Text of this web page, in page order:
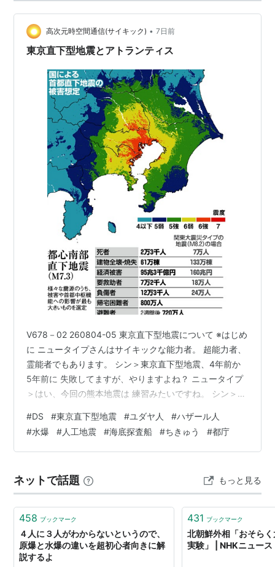
高次元時空間通信(サイキック) • 7日前
東京直下型地震とアトランティス
V678－02 260804-05 東京直下型地震について ※はじめ
に ニュータイプさんはサイキックな能力者。 超能力者、
霊能者でもあります。 シン＞東京直下型地震、4年前か
5年前に 失敗してますが、やりますよね？ ニュータイプ
＞はい、今回の熊本地震は 練習みたいですね。 シン＞い
来年の夏辺り を予定してるみたいです シン＞東京湾に仕
掛けるんでしょうけど、 どういう状態にしようとしてい
ますか ？ ニュータイプ＞震度 7から 8って言ってます
＞大災害にするつもりみたいですね。 シン＞どこを…
#DS #東京直下型地震 #ユダヤ人 #ハザール人
#水爆 #人工地震 #海底探査船 #ちきゅう #都庁
ネットで話題 もっと見る
458 ブックマーク
４人に３人がわからないというので、
原爆と水爆の違いを超初心者向きに解
説するよ
431 ブックマーク
北朝鮮外相「おそら
実験」 | NHKニュース